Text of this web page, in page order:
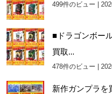
499件のビュー |
■ドラゴンボー
買取...
478件のビュー |
新作ガンプラを